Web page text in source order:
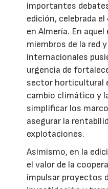
importantes
edición, celebrada
en Almería. En
miembros de la red
internacionales
urgencia de
sector horticultural
cambio climático y
simplificar los
asegurar la
explotaciones.
Asimismo, en la
el valor de la
impulsar proyectos